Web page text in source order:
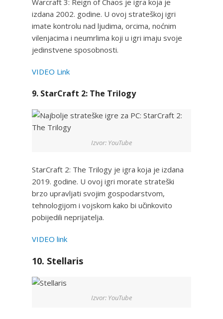
Warcraft 3: Reign of Chaos je igra koja je
izdana 2002. godine. U ovoj strateškoj igri
imate kontrolu nad ljudima, orcima, noćnim
vilenjacima i neumrlima koji u igri imaju svoje
jedinstvene sposobnosti.
VIDEO Link
9. StarCraft 2: The Trilogy
Izvor: YouTube
StarCraft 2: The Trilogy je igra koja je izdana
2019. godine. U ovoj igri morate strateški
brzo upravljati svojim gospodarstvom,
tehnologijom i vojskom kako bi učinkovito
pobijedili neprijatelja.
VIDEO link
10. Stellaris
Izvor: YouTube